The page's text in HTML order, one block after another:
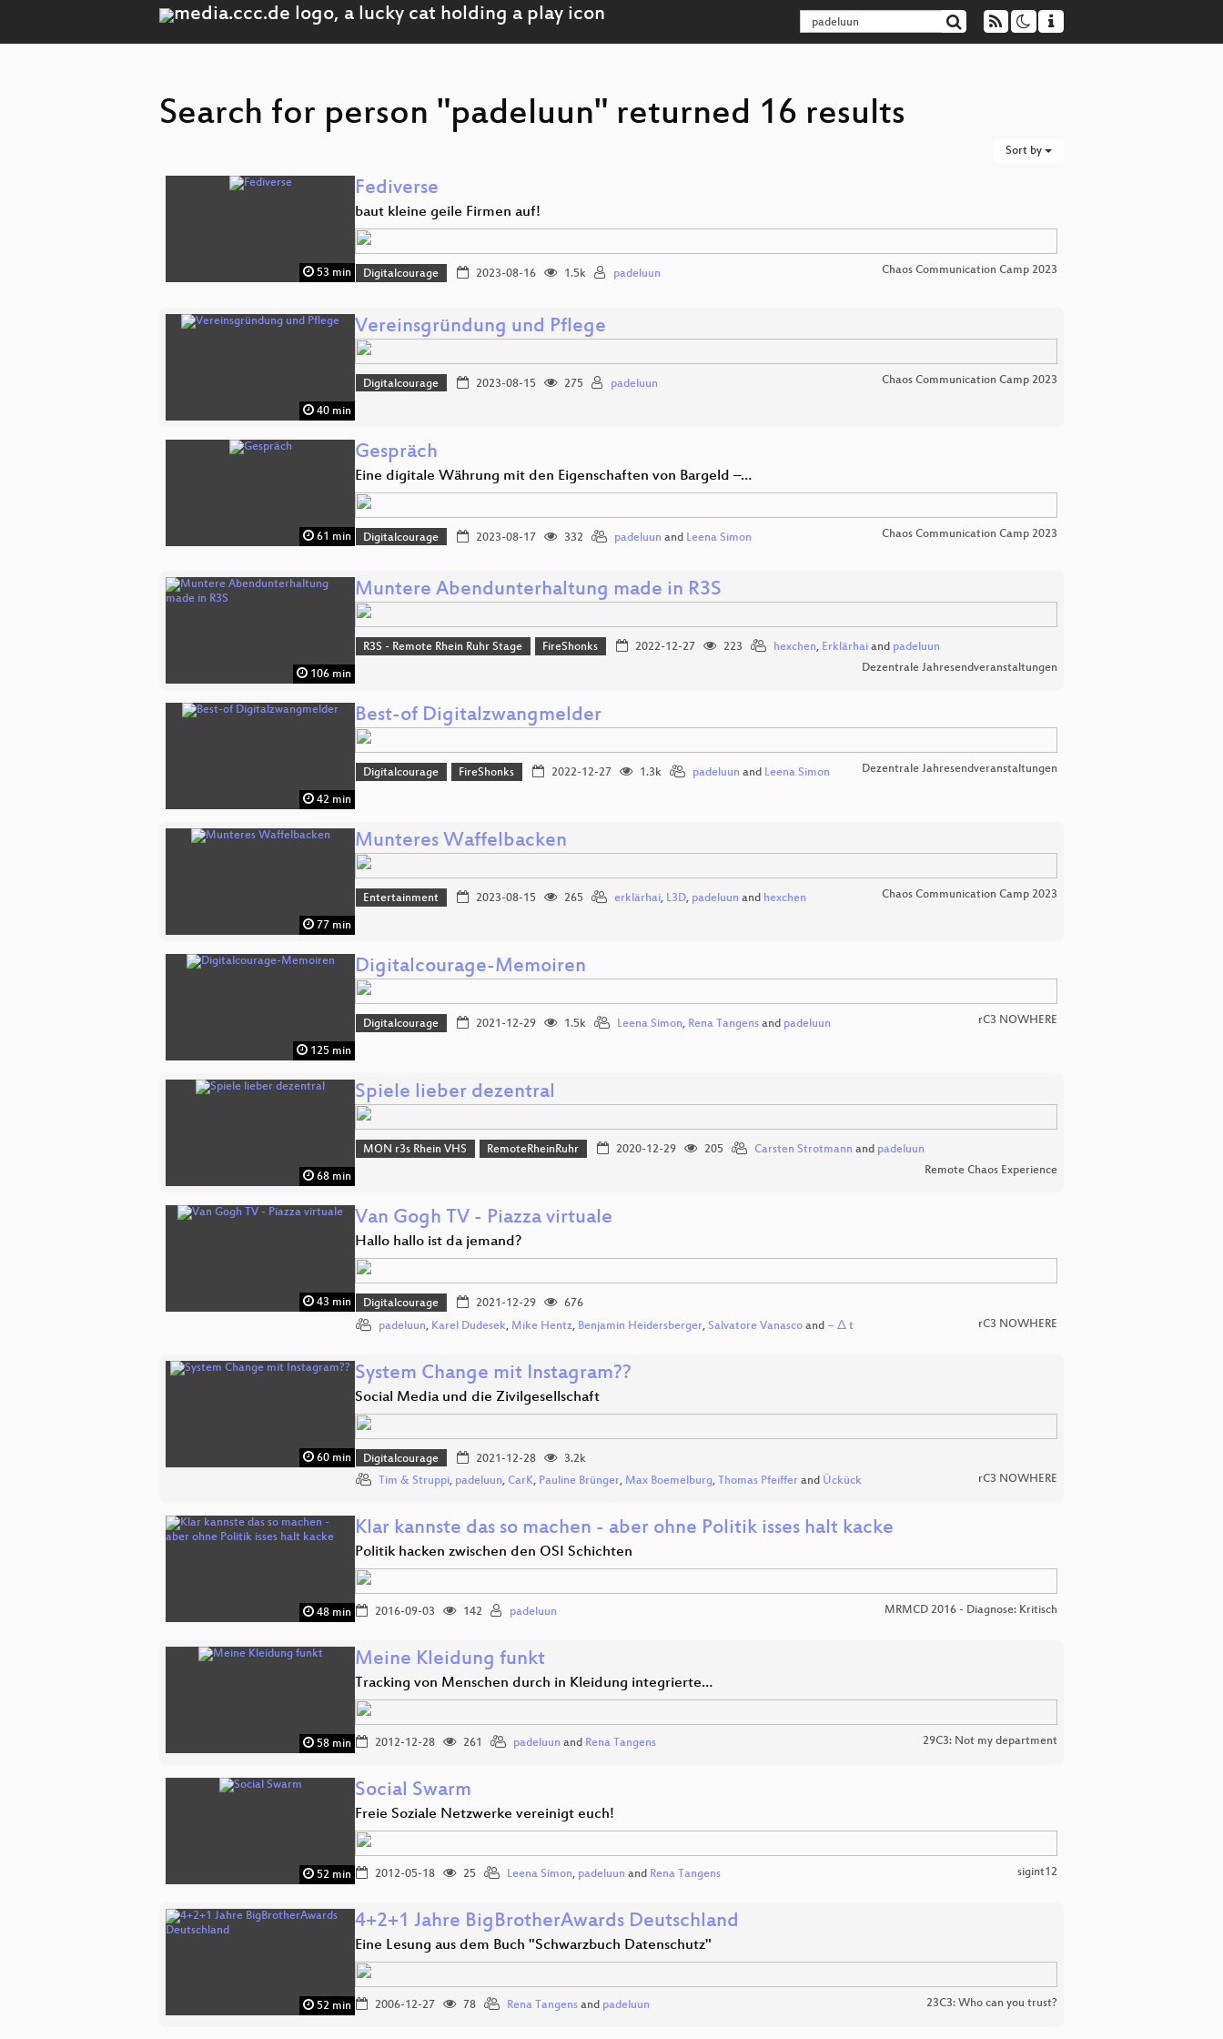
Search for person "padeluun" returned 16 results
Sort by
53 min
Fediverse
baut kleine geile Firmen auf!
Digitalcourage 2023-08-16 1.5k padeluun Chaos Communication Camp 2023
40 min
Vereinsgründung und Pflege
Digitalcourage 2023-08-15 275 padeluun Chaos Communication Camp 2023
61 min
Gespräch
Eine digitale Währung mit den Eigenschaften von Bargeld –…
Digitalcourage 2023-08-17 332 padeluun and Leena Simon Chaos Communication Camp 2023
106 min
Muntere Abendunterhaltung made in R3S
R3S - Remote Rhein Ruhr Stage FireShonks 2022-12-27 223 hexchen, Erklärhaiand padeluun
Dezentrale Jahresendveranstaltungen
42 min
Best-of Digitalzwangmelder
Digitalcourage FireShonks 2022-12-27 1.3k padeluun and Leena Simon Dezentrale Jahresendveranstaltungen
77 min
Munteres Waffelbacken
Entertainment 2023-08-15 265 erklärhai, L3D, padeluun and hexchen Chaos Communication Camp 2023
125 min
Digitalcourage-Memoiren
Digitalcourage 2021-12-29 1.5k Leena Simon, Rena Tangensand padeluun rC3 NOWHERE
68 min
Spiele lieber dezentral
MON r3s Rhein VHS RemoteRheinRuhr 2020-12-29 205 Carsten Strotmann and padeluun
Remote Chaos Experience
43 min
Van Gogh TV - Piazza virtuale
Hallo hallo ist da jemand?
Digitalcourage 2021-12-29
676
padeluun, Karel Dudesek, Mike Hentz, Benjamin Heidersberger, Salvatore Vanasco and − Δ t rC3 NOWHERE
60 min
System Change mit Instagram??
Social Media und die Zivilgesellschaft
Digitalcourage 2021-12-28
3.2k
Tim & Struppi, padeluun, CarK, Pauline Brünger, Max Boemelburg, Thomas Pfeiffer and Ückück rC3 NOWHERE
48 min
Klar kannste das so machen - aber ohne Politik isses halt kacke
Politik hacken zwischen den OSI Schichten
2016-09-03 142 padeluun MRMCD 2016 - Diagnose: Kritisch
58 min
Meine Kleidung funkt
Tracking von Menschen durch in Kleidung integrierte…
2012-12-28 261 padeluun and Rena Tangens 29C3: Not my department
52 min
Social Swarm
Freie Soziale Netzwerke vereinigt euch!
2012-05-18 25 Leena Simon, padeluun and Rena Tangens sigint12
52 min
4+2+1 Jahre BigBrotherAwards Deutschland
Eine Lesung aus dem Buch "Schwarzbuch Datenschutz"
2006-12-27 78 Rena Tangens and padeluun 23C3: Who can you trust?